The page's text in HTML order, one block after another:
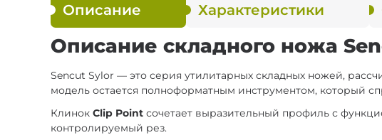
Описание Характеристики
Описание складного ножа
Sencut Sylor — это серия утилитарных складных ножей,
модель остается полноформатным инструментом, который
КлинокClip Point сочетает выразительный профиль с
контролируемый рез.